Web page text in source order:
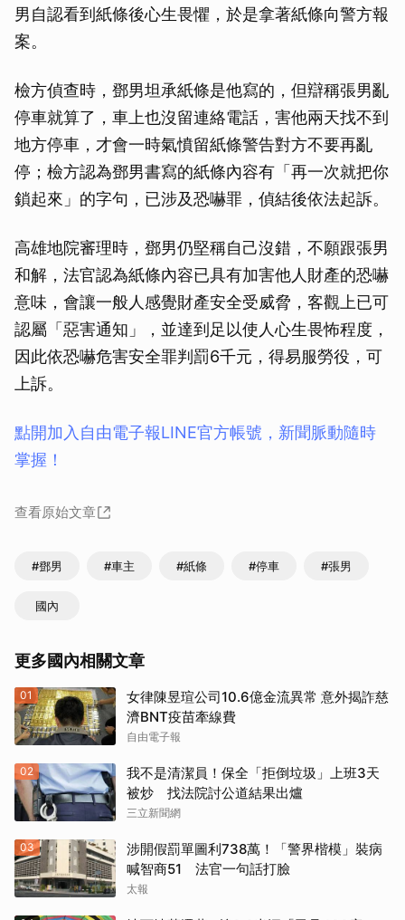
男自認看到紙條後心生畏懼，於是拿著紙條向警方報
案。
檢方偵查時，鄧男坦承紙條是他寫的，但辯稱張男亂
停車就算了，車上也沒留連絡電話，害他兩天找不到
地方停車，才會一時氣憤留紙條警告對方不要再亂
停；檢方認為鄧男書寫的紙條內容有「再一次就把你
鎖起來」的字句，已涉及恐嚇罪，偵結後依法起訴。
高雄地院審理時，鄧男仍堅稱自己沒錯，不願跟張男
和解，法官認為紙條內容已具有加害他人財產的恐嚇
意味，會讓一般人感覺財產安全受威脅，客觀上已可
認屬「惡害通知」，並達到足以使人心生畏怖程度，
因此依恐嚇危害安全罪判罰6千元，得易服勞役，可
上訴。
點開加入自由電子報LINE官方帳號，新聞脈動隨時
掌握！
查看原始文章
#鄧男 #車主 #紙條 #停車 #張男
國內
更多國內相關文章
01
女律陳昱瑄公司10.6億金流異常 意外揭詐慈
濟BNT疫苗牽線費
自由電子報
02
我不是清潔員！保全「拒倒垃圾」上班3天
被炒 找法院討公道結果出爐
三立新聞網
03
涉開假罰單圖利738萬！「警界楷模」裝病
喊智商51 法官一句話打臉
太報